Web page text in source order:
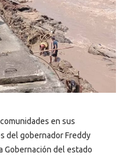
en sus
del gobernador Freddy
Gobernación del estado